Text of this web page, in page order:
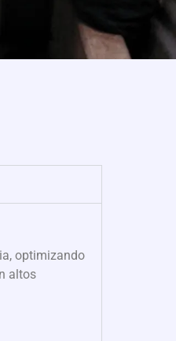
optimizando
altos